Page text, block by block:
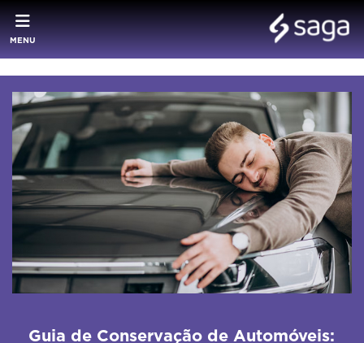
MENU
Guia de Conservação de Automóveis: